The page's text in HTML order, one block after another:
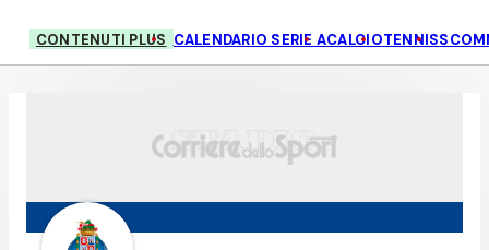
CONTENUTI PLUS CALENDARIO SERIE ACALCIOTENNIS